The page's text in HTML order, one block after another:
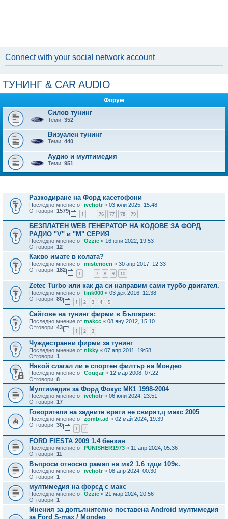
Connect with your social network account
ТУНИНГ & CAR AUDIO
Форум
Силов тунинг
Теми: 352
Визуален тунинг
Теми: 440
Аудио и мултимедия
Теми: 951
Разкодиране на Форд касетофони
Последно мнение от ivchotr« 03 юли 2025, 15:48
Отговори: 1579
1 76 77 78 79
БЕЗПЛАТЕН WEB ГЕНЕРАТОР НА КОДОВЕ ЗА ФОРД
РАДИО "V" и "M" СЕРИЯ
Последно мнение от Ozzie « 16 юни 2022, 19:53
Отговори: 12
Какво имате в колата?
Последно мнение от misterioen « 30 апр 2017, 12:33
Отговори: 182
1 … 7 8 9 10
Zetec Turbo или как да си направим сами турбо двигател.
Последно мнение от tink000 « 03 дек 2016, 12:38
Отговори: 80
1 2 3 4 5
Сайтове на тунинг фирми в България:
Последно мнение от makcc « 08 яну 2012, 15:10
Отговори: 43
1 2 3
Чуждестранни фирми за тунинг
Последно мнение от nikky « 07 апр 2011, 19:58
Отговори: 1
Някой слагал ли е спортен филтър на Мондео
Последно мнение от Cougar« 12 мар 2008, 07:22
Отговори: 8
Мултимедия за Форд Фокус МК1 1998-2004
Последно мнение от ivchotr « 06 юни 2024, 23:51
Отговори: 17
Говорители на задните врати не свирят,ц макс 2005
Последно мнение от zombi.ad « 02 май 2024, 19:39
Отговори: 30
1 2
FORD FIESTA 2009 1.4 бензин
Последно мнение от PUNISHER1973 « 11 апр 2024, 05:36
Отговори: 11
Въпроси относно рамап на мк2 1.6 тдци 109к.
Последно мнение от ivchotr« 08 апр 2024, 00:30
Отговори: 1
мултимедия на форсд с макс
Последно мнение от Ozzie « 21 мар 2024, 20:56
Отговори: 1
Мнения за допълнително поставена Android мултимедия
за Ford S-max / Mondeo